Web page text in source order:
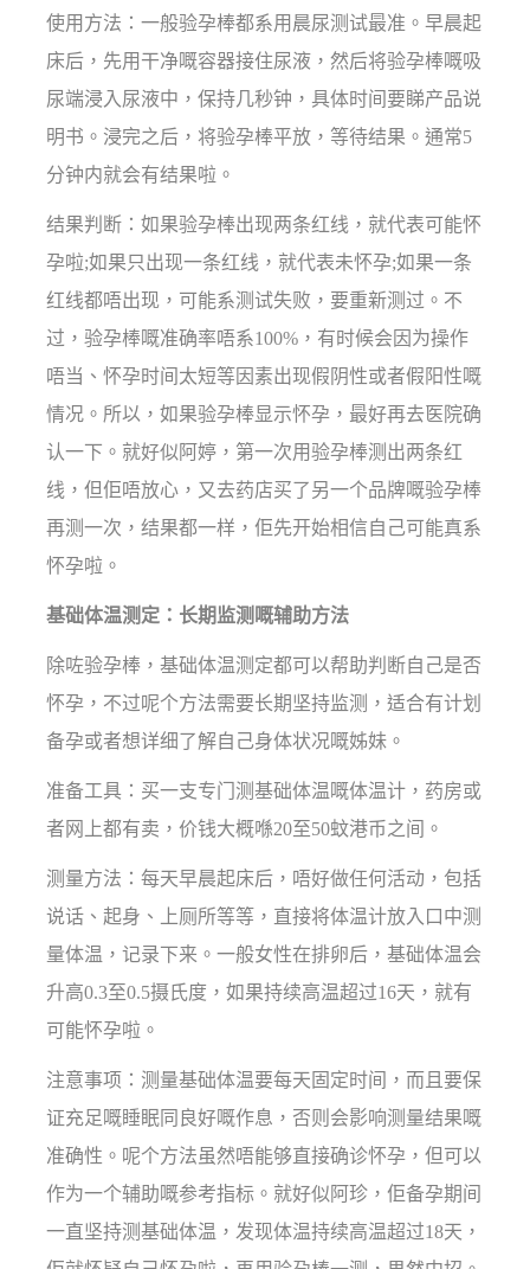
使用方法：一般验孕棒都系用晨尿测试最准。早晨起
床后，先用干净嘅容器接住尿液，然后将验孕棒嘅吸
尿端浸入尿液中，保持几秒钟，具体时间要睇产品说
明书。浸完之后，将验孕棒平放，等待结果。通常5
分钟内就会有结果啦。
结果判断：如果验孕棒出现两条红线，就代表可能怀
孕啦;如果只出现一条红线，就代表未怀孕;如果一条
红线都唔出现，可能系测试失败，要重新测过。不
过，验孕棒嘅准确率唔系100%，有时候会因为操作
唔当、怀孕时间太短等因素出现假阴性或者假阳性嘅
情况。所以，如果验孕棒显示怀孕，最好再去医院确
认一下。就好似阿婷，第一次用验孕棒测出两条红
线，但佢唔放心，又去药店买了另一个品牌嘅验孕棒
再测一次，结果都一样，佢先开始相信自己可能真系
怀孕啦。
基础体温测定：长期监测嘅辅助方法
除咗验孕棒，基础体温测定都可以帮助判断自己是否
怀孕，不过呢个方法需要长期坚持监测，适合有计划
备孕或者想详细了解自己身体状况嘅姊妹。
准备工具：买一支专门测基础体温嘅体温计，药房或
者网上都有卖，价钱大概喺20至50蚊港币之间。
测量方法：每天早晨起床后，唔好做任何活动，包括
说话、起身、上厕所等等，直接将体温计放入口中测
量体温，记录下来。一般女性在排卵后，基础体温会
升高0.3至0.5摄氏度，如果持续高温超过16天，就有
可能怀孕啦。
注意事项：测量基础体温要每天固定时间，而且要保
证充足嘅睡眠同良好嘅作息，否则会影响测量结果嘅
准确性。呢个方法虽然唔能够直接确诊怀孕，但可以
作为一个辅助嘅参考指标。就好似阿珍，佢备孕期间
一直坚持测基础体温，发现体温持续高温超过18天，